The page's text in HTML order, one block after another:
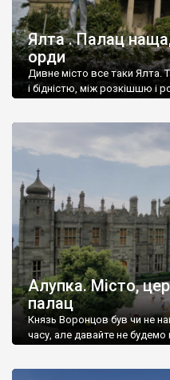
Ялта . Палац
орди
Дивне місто все таки Ялта.
і бідністю, між розкішшю і
Алупка. Місто,
палац
Князь Воронцов був чи не
часу, але давайте не